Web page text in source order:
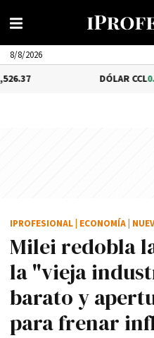
8/8/2026
0.38%
Milei redobla
la "vieja
barato y
para frenar
IPROFESIONAL ECONOMÍA